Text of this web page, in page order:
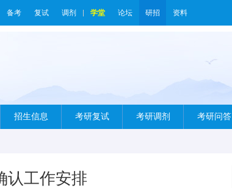
备考 复试 调剂 学堂 论坛 研招 资料
招生信息 考研复试 考研调剂 考研问答
认工作安排